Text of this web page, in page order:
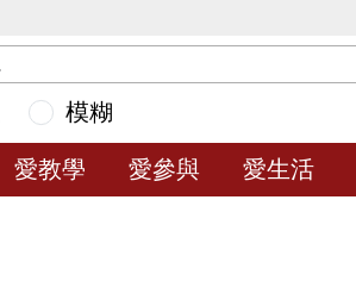
模糊
愛教學 愛參與 愛生活